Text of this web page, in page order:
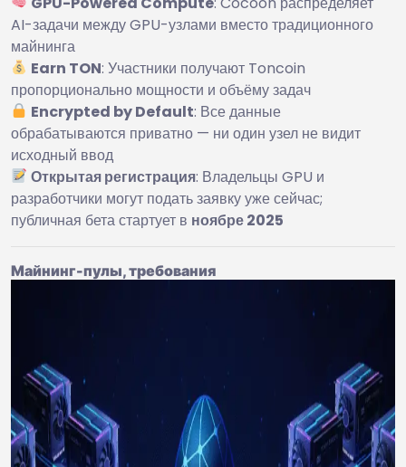
AI-задачи между GPU-узлами вместо традиционного
майнинга
Earn TON: Участники получают Toncoin
пропорционально мощности и объёму задач
Encrypted by Default: Все данные
обрабатываются приватно — ни один узел не видит
исходный ввод
Открытая регистрация: Владельцы GPU и
разработчики могут подать заявку уже сейчас;
публичная бета стартует в ноябре 2025
Майнинг-пулы, требования